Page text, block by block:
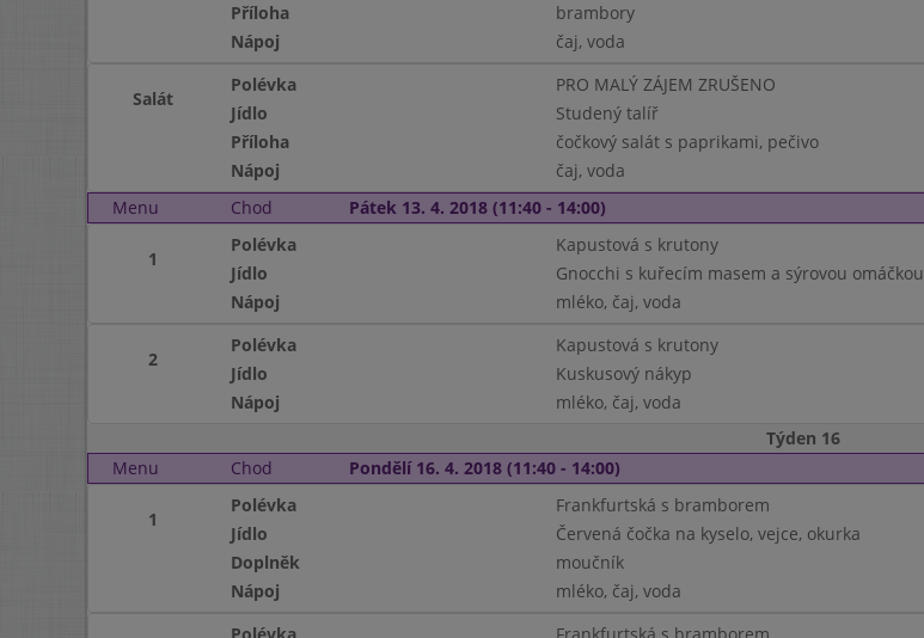
Příloha
brambory
Nápoj
čaj, voda
Salát
Polévka PRO MALÝ ZÁJEM ZRUŠENO
Jídlo
Studený talíř
Příloha
čočkový salát s paprikami, pečivo
Nápoj
čaj, voda
Menu
Chod Pátek 13. 4. 2018 (11:40 - 14:00)
1
Polévka Kapustová s krutony
Jídlo
Gnocchi s kuřecím masem a sýrovou omáčkou
Nápoj
mléko, čaj, voda
2
Polévka Kapustová s krutony
Jídlo
Kuskusový nákyp
Nápoj
mléko, čaj, voda
Týden 16
Menu
Chod Pondělí 16. 4. 2018 (11:40 - 14:00)
1
Polévka Frankfurtská s bramborem
Jídlo
Červená čočka na kyselo, vejce, okurka
Doplněk
moučník
Nápoj
mléko, čaj, voda